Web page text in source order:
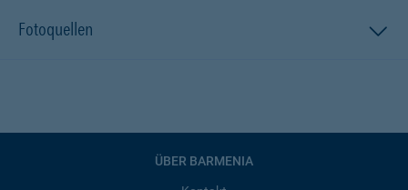
Fotoquellen
ÜBER BARMENIA